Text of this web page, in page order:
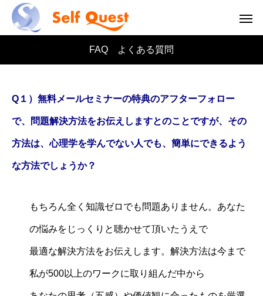
FAQ よくある質問
Q１）無料メールセミナーの特典のアフターフォロー
で、問題解決方法をお伝えしますとのことですが、 その
方法は、心理学を学んでない人でも、簡単にできるよう
な方法でしょうか？
もちろん全く知識ゼロでも問題ありません。あなた
の悩みをじっくりと聴かせて頂いたうえで
最適な解決方法をお伝えします。解決方法は今まで
私が500以上のワークに取り組んだ中から